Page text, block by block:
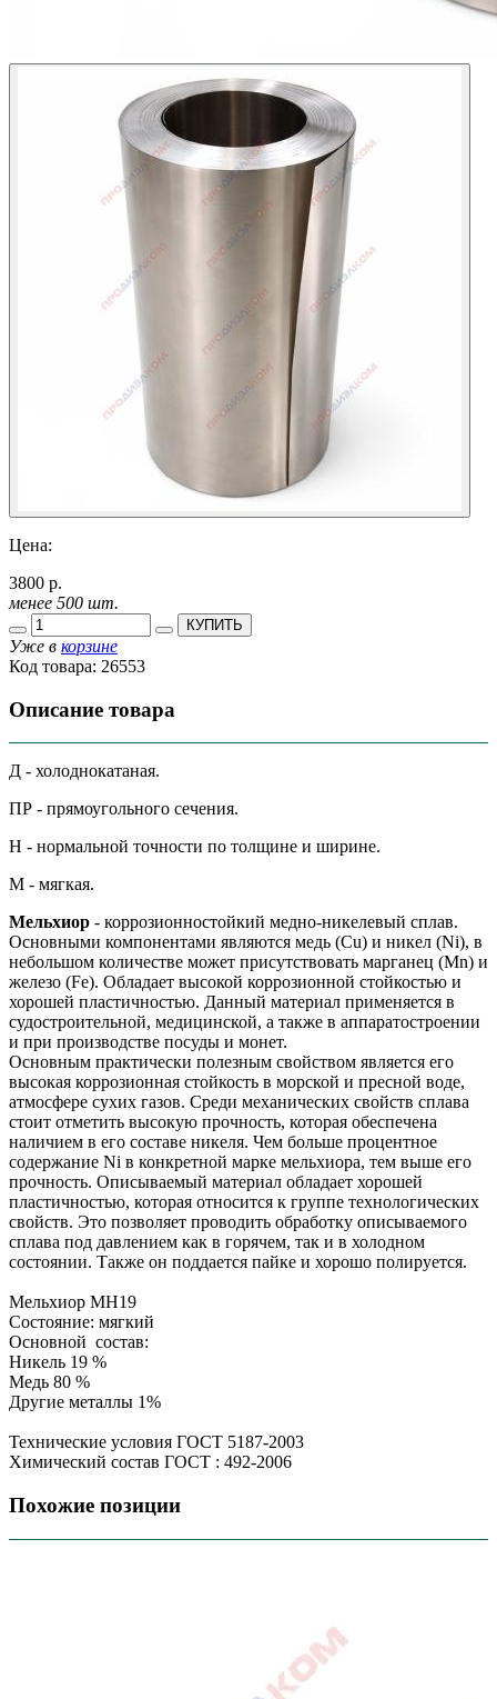
Цена:
3800 р.
менее 500 шт.
КУПИТЬ
Уже в корзине
Код товара: 26553
Описание товара
Д - холоднокатаная.
ПР - прямоугольного сечения.
Н - нормальной точности по толщине и ширине.
М - мягкая.
Мельхиор - коррозионностойкий медно-никелевый сплав.
Основными компонентами являются медь (Cu) и никел (Ni), в
небольшом количестве может присутствовать марганец (Mn) и
железо (Fe). Обладает высокой коррозионной стойкостью и
хорошей пластичностью. Данный материал применяется в
судостроительной, медицинской, а также в аппаратостроении
и при производстве посуды и монет.
Основным практически полезным свойством является его
высокая коррозионная стойкость в морской и пресной воде,
атмосфере сухих газов. Среди механических свойств сплава
стоит отметить высокую прочность, которая обеспечена
наличием в его составе никеля. Чем больше процентное
содержание Ni в конкретной марке мельхиора, тем выше его
прочность. Описываемый материал обладает хорошей
пластичностью, которая относится к группе технологических
свойств. Это позволяет проводить обработку описываемого
сплава под давлением как в горячем, так и в холодном
состоянии. Также он поддается пайке и хорошо полируется.
Мельхиор МН19
Состояние: мягкий
Основной состав:
Никель 19 %
Медь 80 %
Другие металлы 1%
Технические условия ГОСТ 5187-2003
Химический состав ГОСТ : 492-2006
Похожие позиции